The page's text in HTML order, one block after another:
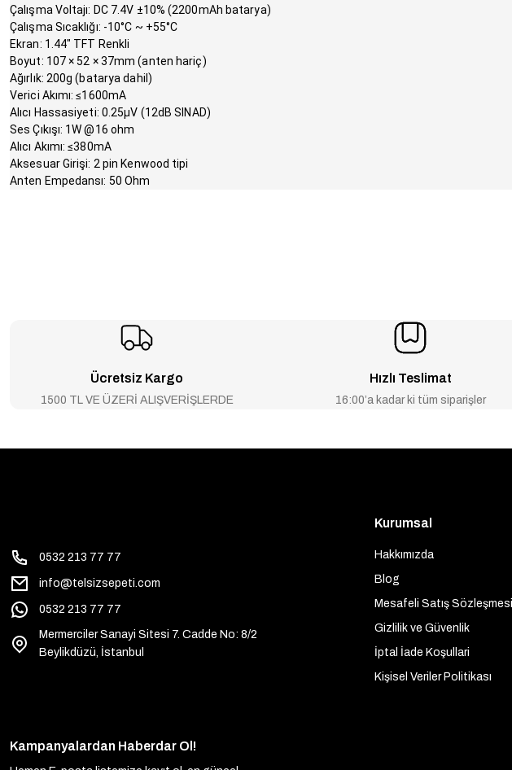
Çalışma Voltajı: DC 7.4V ±10% (2200mAh batarya)
Çalışma Sıcaklığı: -10°C ~ +55°C
Ekran: 1.44" TFT Renkli
Boyut: 107 × 52 × 37mm (anten hariç)
Ağırlık: 200g (batarya dahil)
Verici Akımı: ≤1600mA
Alıcı Hassasiyeti: 0.25μV (12dB SINAD)
Ses Çıkışı: 1W @16 ohm
Alıcı Akımı: ≤380mA
Aksesuar Girişi: 2 pin Kenwood tipi
Anten Empedansı: 50 Ohm
Ücretsiz Kargo
1500 TL VE ÜZERİ ALIŞVERİŞLERDE
Hızlı Teslimat
16:00’a kadar ki tüm siparişler
0532 213 77 77
info@telsizsepeti.com
0532 213 77 77
Mermerciler Sanayi Sitesi 7. Cadde No: 8/2
Beylikdüzü, İstanbul
Kurumsal
Hakkımızda
Blog
Mesafeli Satış Sözleşmesi
Gizlilik ve Güvenlik
İptal İade Koşullari
Kişisel Veriler Politikası
Kampanyalardan Haberdar Ol!